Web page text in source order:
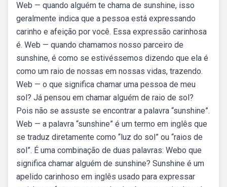
Web — quando alguém te chama de sunshine, isso
geralmente indica que a pessoa está expressando
carinho e afeição por você. Essa expressão carinhosa
é. Web — quando chamamos nosso parceiro de
sunshine, é como se estivéssemos dizendo que ela é
como um raio de nossas em nossas vidas, trazendo.
Web — o que significa chamar uma pessoa de meu
sol? Já pensou em chamar alguém de raio de sol?
Pois não se assuste se encontrar a palavra “sunshine”.
Web — a palavra “sunshine” é um termo em inglês que
se traduz diretamente como “luz do sol” ou “raios de
sol”. É uma combinação de duas palavras: Webo que
significa chamar alguém de sunshine? Sunshine é um
apelido carinhoso em inglês usado para expressar